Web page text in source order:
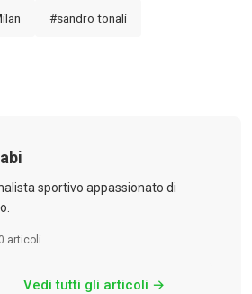
Serie B
#sandro tonali
sportivo appassionato di
articoli
Vedi tutti gli articoli →